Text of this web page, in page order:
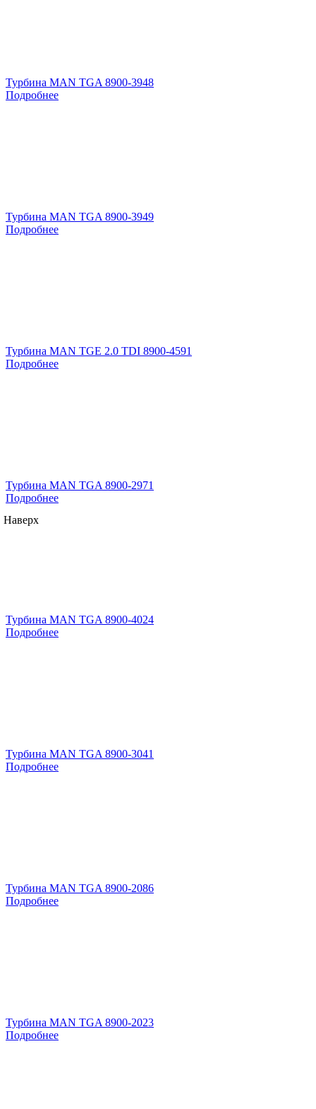
Турбина MAN TGA 8900-3948
Подробнее
Турбина MAN TGA 8900-3949
Подробнее
Турбина MAN TGE 2.0 TDI 8900-4591
Подробнее
Турбина MAN TGA 8900-2971
Подробнее
Турбина MAN TGA 8900-4024
Подробнее
Турбина MAN TGA 8900-3041
Подробнее
Турбина MAN TGA 8900-2086
Подробнее
Турбина MAN TGA 8900-2023
Подробнее
Наверх